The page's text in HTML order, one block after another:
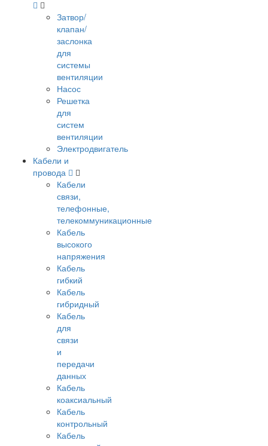
Затвор/
клапан/
заслонка
для
системы
вентиляции
Насос
Решетка
для
систем
вентиляции
Электродвигатель
Кабели и
провода
Кабели
связи,
телефонные,
телекоммуникационные
Кабель
высокого
напряжения
Кабель
гибкий
Кабель
гибридный
Кабель
для
связи
и
передачи
данных
Кабель
коаксиальный
Кабель
контрольный
Кабель